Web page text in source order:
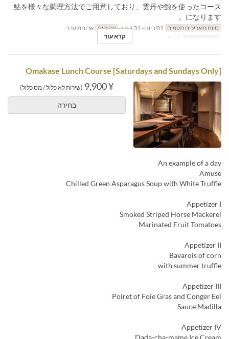
鮎を様々な調理方法でご用意しており、雲丹や鮑を使ったコース
になります。
טווח תאריכים תקפים ארוחות ארוחת ערב
מגבלת הזמנה
קרא עוד
[Saturdays and Sundays Only] Omakase Lunch Course
¥ 9,900 (שירות לא כלול / מס כלול)
בחירה
An example of a day
Amuse
Chilled Green Asparagus Soup with White Truffle
Appetizer I
Smoked Striped Horse Mackerel
Marinated Fruit Tomatoes
Appetizer II
Bavarois of corn
with summer truffle
Appetizer III
Poiret of Foie Gras and Conger Eel
Sauce Madilla
Appetizer IV
Dada-cha-mame Ice Cream